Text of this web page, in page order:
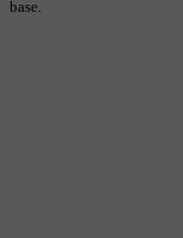
base.